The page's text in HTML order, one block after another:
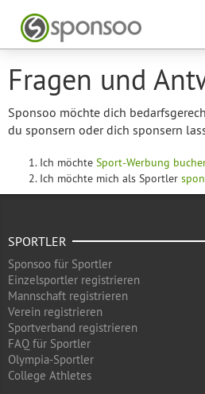
Fragen und
Sponsoo möchte dich
du sponsern oder dich sponsern
Ich möchte Sport-Werbung
Ich möchte mich als Sportler
SPORTLER
Sponsoo für Sportler
Einzelsportler registrieren
Mannschaft registrieren
Verein registrieren
Sportverband registrieren
FAQ für Sportler
Olympia-Sportler
College Athletes